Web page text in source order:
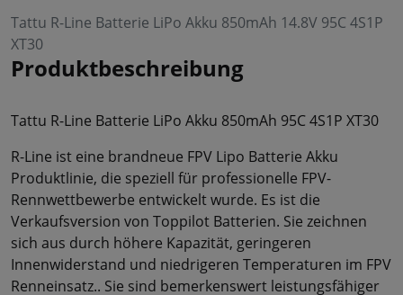
Tattu R-Line Batterie LiPo Akku 850mAh 14.8V 95C 4S1P
XT30
Produktbeschreibung
Tattu R-Line Batterie LiPo Akku 850mAh 95C 4S1P XT30
R-Line ist eine brandneue FPV Lipo Batterie Akku
Produktlinie, die speziell für professionelle FPV-
Rennwettbewerbe entwickelt wurde. Es ist die
Verkaufsversion von Toppilot Batterien. Sie zeichnen
sich aus durch höhere Kapazität, geringeren
Innenwiderstand und niedrigeren Temperaturen im FPV
Renneinsatz.. Sie sind bemerkenswert leistungsfähiger